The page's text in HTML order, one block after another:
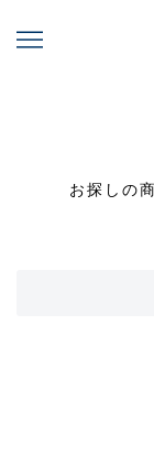
お探しの